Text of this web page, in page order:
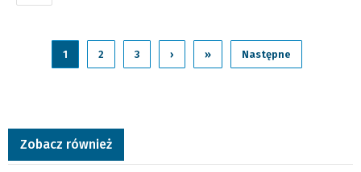
1 2 3 › » Następne
Zobacz również